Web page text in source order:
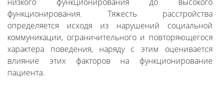
функционирования. Тяжесть расстройства
определяется исходя из нарушений социальной
коммуникации, ограничительного и повторяющегося
характера поведения, наряду с этим оценивается
влияние этих факторов на функционирование
пациента.